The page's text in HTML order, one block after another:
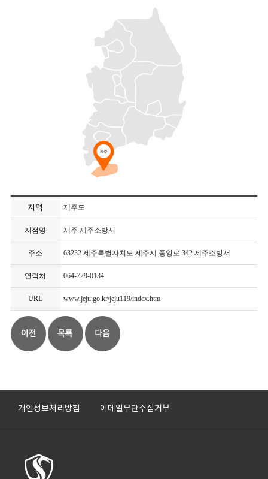
지역 제주도
지점명 제주 제주소방서
주소 63232 제주특별자치도 제주시 중앙로 342 제주소방서
연락처 064-729-0134
URL www.jeju.go.kr/jeju119/index.htm
개인정보처리방침 이메일무단수집거부